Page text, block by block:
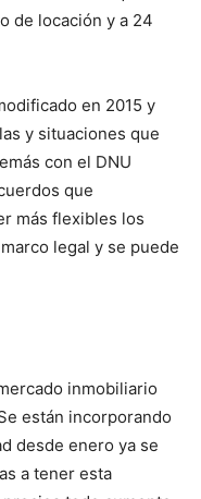
de locación y a 24
en 2015 y
y situaciones que
con el DNU
que
más flexibles los
legal y se puede
inmobiliario
están incorporando
desde enero ya se
a tener esta